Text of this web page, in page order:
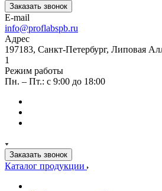
Заказать звонок
E-mail
info@proflabspb.ru
Адрес
197183, Санкт-Петербург, Липовая
1
Режим работы
Пн. – Пт.: с 9:00 до 18:00
Заказать звонок
Каталог продукции